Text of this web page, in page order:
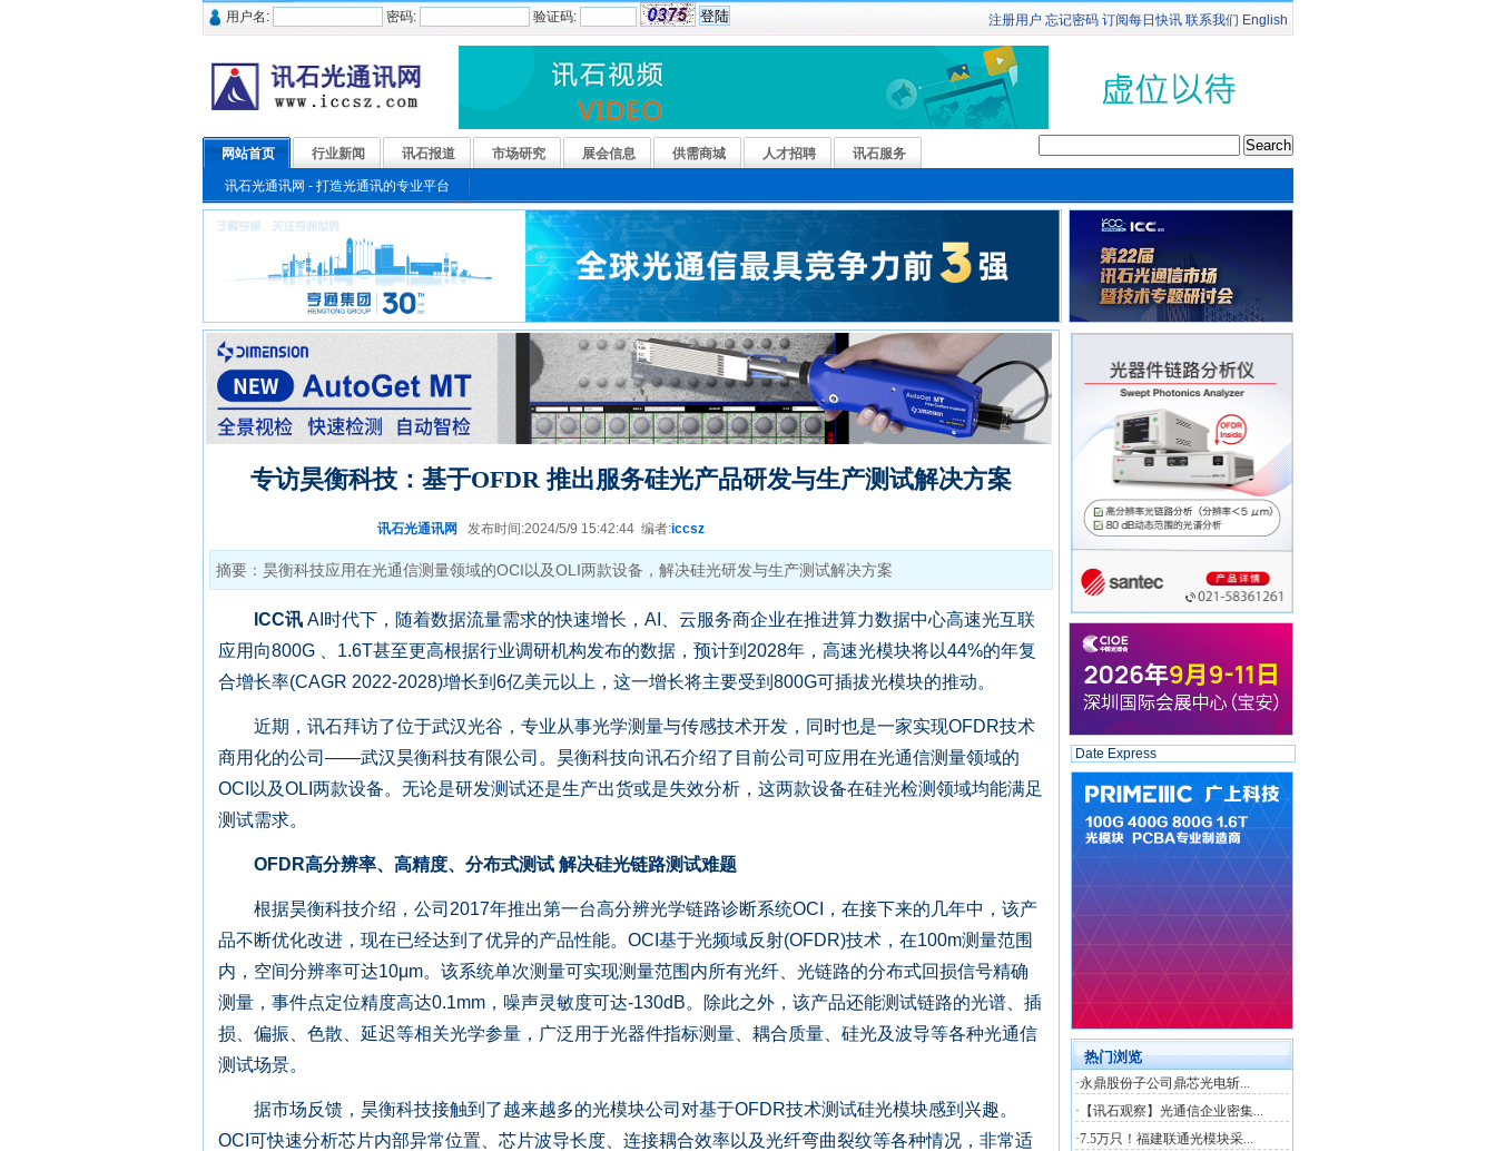
用户名: 密码: 验证码: 注册用户 忘记密码 订阅每日快讯 联系我们 English
网站首页 行业新闻 讯石报道 市场研究 展会信息 供需商城 人才招聘 讯石服务
讯石光通讯网 - 打造光通讯的专业平台
专访昊衡科技：基于OFDR 推出服务硅光产品研发与生产测试解决方案
讯石光通讯网 发布时间:2024/5/9 15:42:44 编者:iccsz
摘要：昊衡科技应用在光通信测量领域的OCI以及OLI两款设备，解决硅光研发与生产测试解决方案
ICC讯 AI时代下，随着数据流量需求的快速增长，AI、云服务商企业在推进算力数据中心高速光互联
应用向800G 、1.6T甚至更高根据行业调研机构发布的数据，预计到2028年，高速光模块将以44%的年复
合增长率(CAGR 2022-2028)增长到6亿美元以上，这一增长将主要受到800G可插拔光模块的推动。
近期，讯石拜访了位于武汉光谷，专业从事光学测量与传感技术开发，同时也是一家实现OFDR技术
商用化的公司——武汉昊衡科技有限公司。昊衡科技向讯石介绍了目前公司可应用在光通信测量领域的
OCI以及OLI两款设备。无论是研发测试还是生产出货或是失效分析，这两款设备在硅光检测领域均能满足
测试需求。
OFDR高分辨率、高精度、分布式测试 解决硅光链路测试难题
根据昊衡科技介绍，公司2017年推出第一台高分辨光学链路诊断系统OCI，在接下来的几年中，该产
品不断优化改进，现在已经达到了优异的产品性能。OCI基于光频域反射(OFDR)技术，在100m测量范围
内，空间分辨率可达10μm。该系统单次测量可实现测量范围内所有光纤、光链路的分布式回损信号精确
测量，事件点定位精度高达0.1mm，噪声灵敏度可达-130dB。除此之外，该产品还能测试链路的光谱、插
损、偏振、色散、延迟等相关光学参量，广泛用于光器件指标测量、耦合质量、硅光及波导等各种光通信
测试场景。
据市场反馈，昊衡科技接触到了越来越多的光模块公司对基于OFDR技术测试硅光模块感到兴趣。
OCI可快速分析芯片内部异常位置、芯片波导长度、连接耦合效率以及光纤弯曲裂纹等各种情况，非常适
Date Express